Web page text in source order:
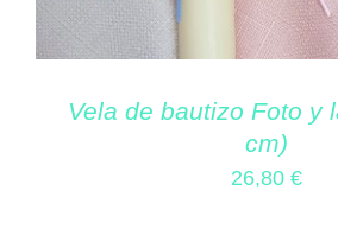
Vela de bautizo Foto y
cm)
26,80 €